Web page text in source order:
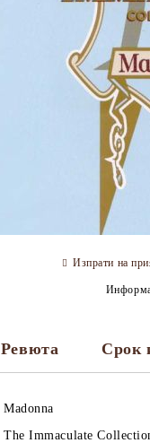
Изпрати на
Ревюта Срок
Madonna
The Immaculate